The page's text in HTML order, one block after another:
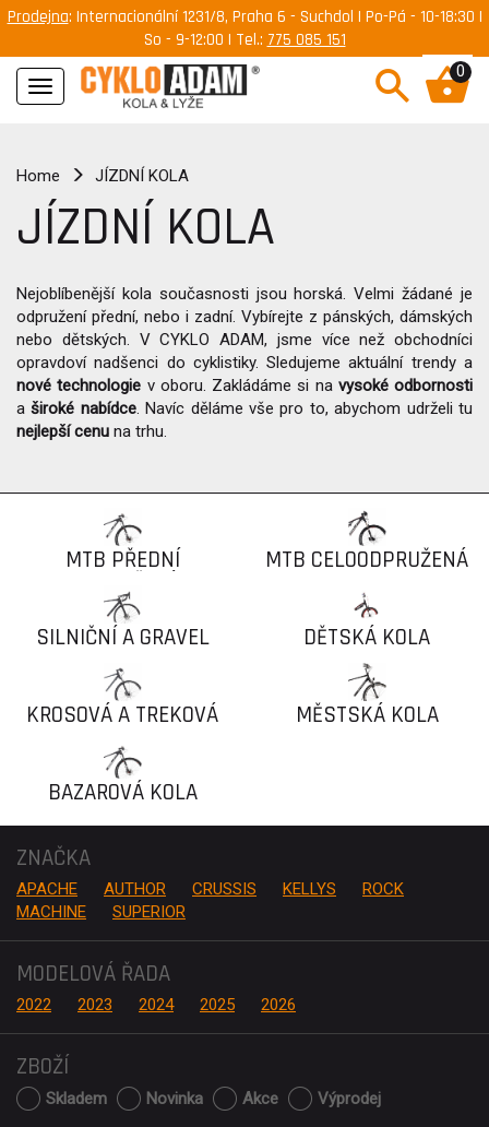
Prodejna: Internacionální 1231/8, Praha 6 - Suchdol | Po-Pá - 10-18:30 |
So - 9-12:00 | Tel.: 775 085 151
Navigace
0
Home JÍZDNÍ KOLA
JÍZDNÍ KOLA
Nejoblíbenější kola současnosti jsou horská. Velmi žádané je
odpružení přední, nebo i zadní. Vybírejte z pánských, dámských
nebo dětských. V CYKLO ADAM, jsme více než obchodníci
opravdoví nadšenci do cyklistiky. Sledujeme aktuální trendy a
nové technologie v oboru. Zakládáme si na vysoké odbornosti
aširoké nabídce. Navíc děláme vše pro to, abychom udrželi tu
nejlepší cenu na trhu.
MTB PŘEDNÍ MTB CELOODPRUŽENÁ
SILNIČNÍ A GRAVEL
KOLA
DĚTSKÁ KOLA
KROSOVÁ A TREKOVÁ MĚSTSKÁ KOLA
BAZAROVÁ KOLA
ZNAČKA
APACHE AUTHOR CRUSSIS KELLYS
ROCK
MACHINE
SUPERIOR
MODELOVÁ ŘADA
2022 2023 2024 2025 2026
ZBOŽÍ
Skladem Novinka Akce Výprodej